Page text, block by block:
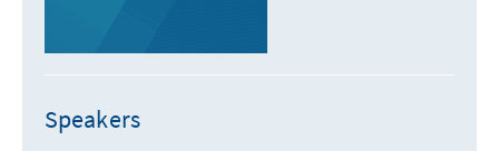
Speakers